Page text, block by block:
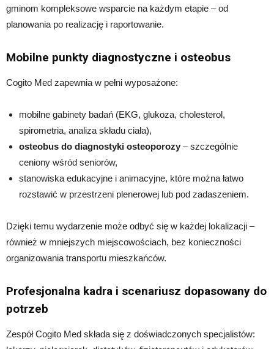
gminom kompleksowe wsparcie na każdym etapie – od
planowania po realizację i raportowanie.
Mobilne punkty diagnostyczne i osteobus
Cogito Med zapewnia w pełni wyposażone:
mobilne gabinety badań (EKG, glukoza, cholesterol,
spirometria, analiza składu ciała),
osteobus do diagnostyki osteoporozy – szczególnie
ceniony wśród seniorów,
stanowiska edukacyjne i animacyjne, które można łatwo
rozstawić w przestrzeni plenerowej lub pod zadaszeniem.
Dzięki temu wydarzenie może odbyć się w każdej lokalizacji –
również w mniejszych miejscowościach, bez konieczności
organizowania transportu mieszkańców.
Profesjonalna kadra i scenariusz dopasowany do
potrzeb
Zespół Cogito Med składa się z doświadczonych specjalistów: